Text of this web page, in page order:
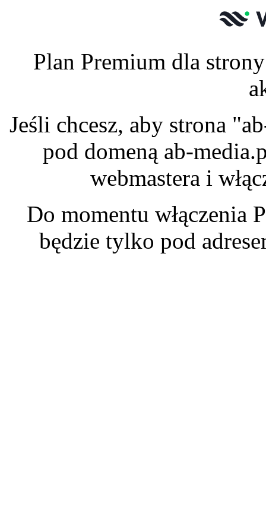
Plan Premium dla
Jeśli chcesz, aby strona
pod domeną ab-
webmastera i
Do momentu włączenia
będzie tylko pod